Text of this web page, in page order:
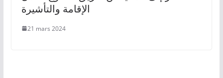
الإقامة والتأشيرة
21 mars 2024